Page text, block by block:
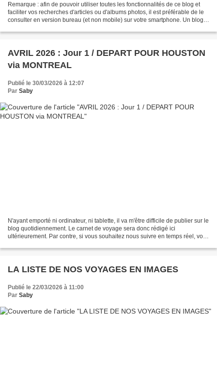
Remarque : afin de pouvoir utiliser toutes les fonctionnalités de ce blog et
faciliter vos recherches d'articles ou d'albums photos, il est préférable de le
consulter en version bureau (et non mobile) sur votre smartphone. Un blog
AVRIL 2026 : Jour 1 / DEPART POUR HOUSTON
via MONTREAL
Publié le 30/03/2026 à 12:07
Par Saby
N'ayant emporté ni ordinateur, ni tablette, il va m'être difficile de publier sur le
blog quotidiennement. Le carnet de voyage sera donc rédigé ici
ultérieurement. Par contre, si vous souhaitez nous suivre en temps réel, voici
LA LISTE DE NOS VOYAGES EN IMAGES
Publié le 22/03/2026 à 11:00
Par Saby